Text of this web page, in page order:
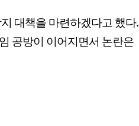
대책을 마련하겠다고 했다.
공방이 이어지면서 논란은